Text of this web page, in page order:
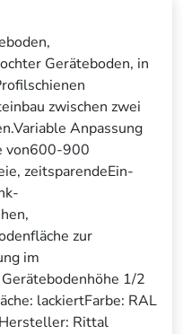
Geräteboden, in
zwischen zwei
Anpassung
von600-900
zeitsparendeEin-
zur
im
1/2
lackiertFarbe: RAL
Rittal